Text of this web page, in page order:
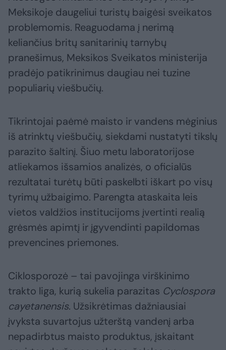
Meksikoje daugeliui turistų baigėsi sveikatos
problemomis. Reaguodama į nerimą
keliančius britų sanitarinių tarnybų
pranešimus, Meksikos Sveikatos ministerija
pradėjo patikrinimus daugiau nei tuzine
populiarių viešbučių.
Tikrintojai paėmė maisto ir vandens mėginius
iš atrinktų viešbučių, siekdami nustatyti tikslų
parazito šaltinį. Šiuo metu laboratorijose
atliekamos išsamios analizės, o oficialūs
rezultatai turėtų būti paskelbti iškart po visų
tyrimų užbaigimo. Parengta ataskaita leis
vietos valdžios institucijoms įvertinti realią
grėsmės apimtį ir įgyvendinti papildomas
prevencines priemones.
Ciklosporozė – tai pavojinga virškinimo
trakto liga, kurią sukelia parazitas Cyclospora
cayetanensis. Užsikrėtimas dažniausiai
įvyksta suvartojus užterštą vandenį arba
nepadirbtus maisto produktus, įskaitant